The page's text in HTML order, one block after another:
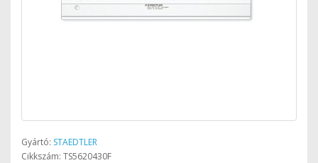
Gyártó: STAEDTLER
Cikkszám: TS5620430F